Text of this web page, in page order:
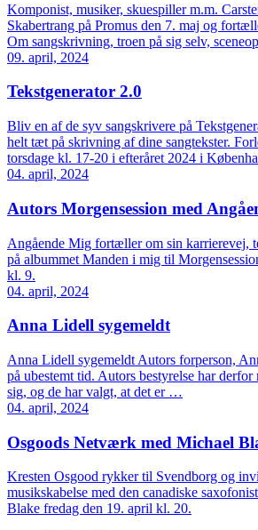
Komponist, musiker, skuespiller m.m.
Skabertrang på Promus den 7. maj og
Om sangskrivning, troen på sig selv,
09. april, 2024
Tekstgenerator 2.0
Bliv en af de syv sangskrivere på
helt tæt på skrivning af dine sangtekster.
torsdage kl. 17-20 i efteråret 2024 i
04. april, 2024
Autors Morgensession med
Angående Mig fortæller om sin karrierevej,
på albummet Manden i mig til
kl. 9.
04. april, 2024
Anna Lidell sygemeldt
Anna Lidell sygemeldt Autors forperson,
på ubestemt tid. Autors bestyrelse har
sig, og de har valgt, at det er …
04. april, 2024
Osgoods Netværk med Michael
Kresten Osgood rykker til Svendborg og
musikskabelse med den canadiske
Blake fredag den 19. april kl. 20.